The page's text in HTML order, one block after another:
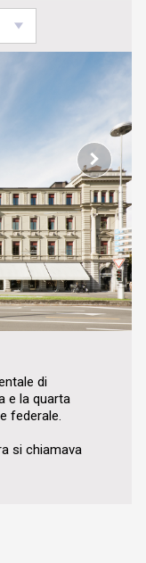
di
e la quarta
federale.
si chiamava